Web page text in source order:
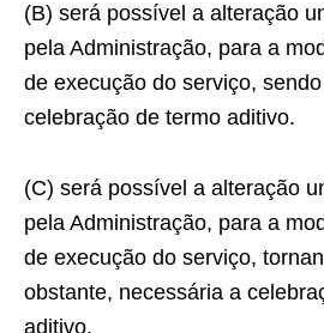
(B) será possível a alteração
pela Administração, para a
de execução do serviço,
celebração de termo aditivo.
(C) será possível a alteração
pela Administração, para a
de execução do serviço,
obstante, necessária a
aditivo.